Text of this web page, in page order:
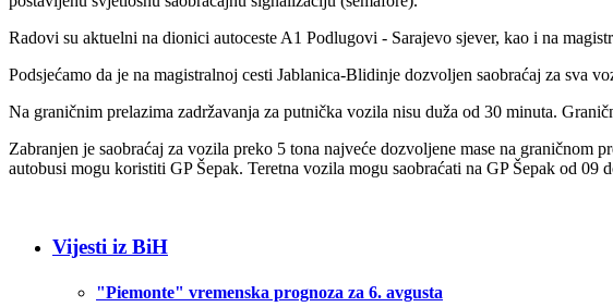
Radovi su aktuelni na dionici autoceste A1 Podlugovi - Sarajevo sjever, kao i na
Podsjećamo da je na magistralnoj cesti Jablanica-Blidinje dozvoljen saobraćaj za sva
Na graničnim prelazima zadržavanja za putnička vozila nisu duža od 30 minuta.
Zabranjen je saobraćaj za vozila preko 5 tona najveće dozvoljene mase na
autobusi mogu koristiti GP Šepak. Teretna vozila mogu saobraćati na GP Šepak od
Vijesti iz BiH
"Piemonte" vremenska prognoza za 6. avgusta